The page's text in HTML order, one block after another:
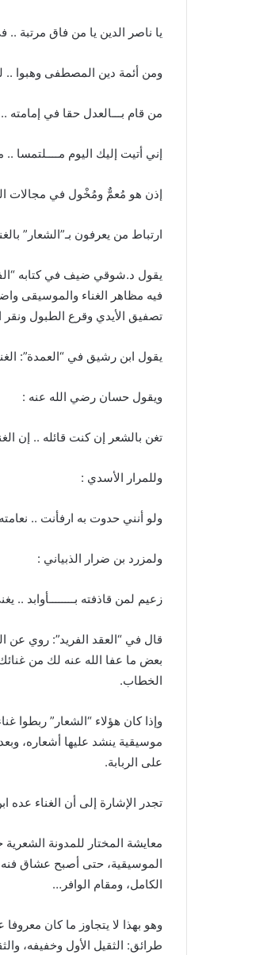
يا ناصر الدين يا من فاق مرتبة ..
ومن أئمة دين المصطفى وهبوا .. له
من قام بـــالعدل حقا في إمامته
إني أتيت إليك اليوم مــــلتمسا ..
إذن هو مُعمٌّ ومُخْول في مجالات
ارتباط من يعرفون بـ”الشعار”
يقول د.شوقي ضيف في كتابه
فيه مظاهر الغناء والموسيقى
تصفيق الأيدي وقرع الطبول
يقول ابن رشيق في “العمدة”:
ويقول حسان رضي الله عنه :
تغن بالشعر إن كنت قائله .. إن
وللمرار الأسدي :
ولو أنني حدوت به ارفأنت ..
ولمزرد بن ضرار الذبياني :
زعيم لمن قاذفته بــــــــأوابد
قال في “العقد الفريد”: روي عن
بعض ما عفا الله عنه لك من
الخطاب.
وإذا كان هؤلاء “الشعار” ربطوا
موسيقية ينشد عليها أشعاره،
على الربابة.
تجدر الإشارة إلى أن الغناء عده
معايشة المختار للمدونة
الموسيقية، حتى أصبح عشاق فنه
الكامل، ومقام الوافر…
وهو بهذا لا يتجاوز ما كان
طرائق: الثقيل الأول وخفيفه،